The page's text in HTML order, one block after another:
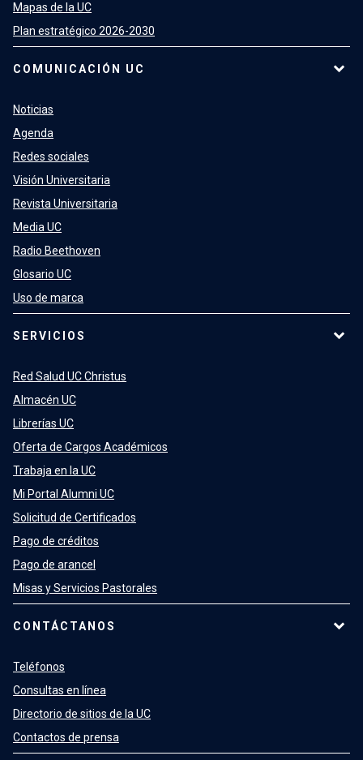
Mapas de la UC
Plan estratégico 2026-2030
COMUNICACIÓN UC
Noticias
Agenda
Redes sociales
Visión Universitaria
Revista Universitaria
Media UC
Radio Beethoven
Glosario UC
Uso de marca
SERVICIOS
Red Salud UC Christus
Almacén UC
Librerías UC
Oferta de Cargos Académicos
Trabaja en la UC
Mi Portal Alumni UC
Solicitud de Certificados
Pago de créditos
Pago de arancel
Misas y Servicios Pastorales
CONTÁCTANOS
Teléfonos
Consultas en línea
Directorio de sitios de la UC
Contactos de prensa